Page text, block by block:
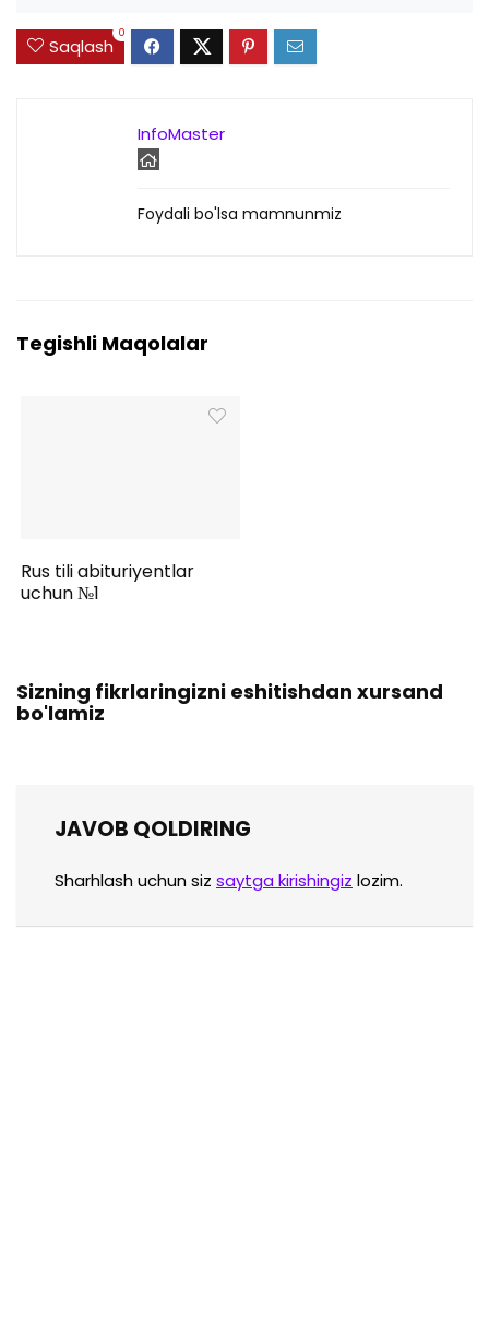
Saqlash
0
InfoMaster
Foydali bo'lsa mamnunmiz
Tegishli Maqolalar
Rus tili abituriyentlar
uchun №1
Sizning fikrlaringizni eshitishdan xursand
bo'lamiz
JAVOB QOLDIRING
Sharhlash uchun siz saytga kirishingiz lozim.